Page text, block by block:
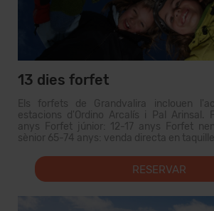
13 dies forfet
Els forfets de Grandvalira inclouen
estacions d'Ordino Arcalís i Pal Arinsal.
anys Forfet júnior: 12-17 anys Forfet
sènior 65-74 anys: venda directa en
RESERVAR